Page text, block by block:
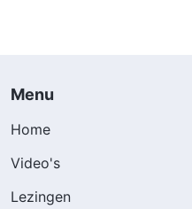
Menu
Home
Video's
Lezingen